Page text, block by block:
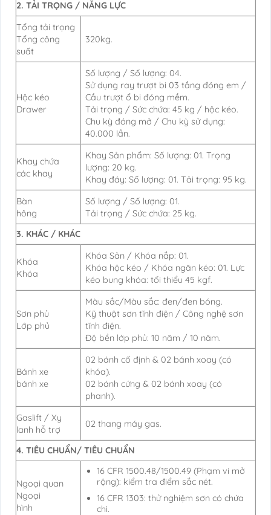
2. TẢI TRỌNG / NĂNG LỰC
Tổng tải trọng
Tổng công
suất
320kg.
Hộc kéo
Drawer
Số lượng / Số lượng: 04.
Sử dụng ray trượt bi 03 tầng đóng em /
Cầu trượt ổ bi đóng mềm.
Tải trọng / Sức chứa: 45 kg / hộc kéo.
Chu kỳ đóng mở / Chu kỳ sử dụng:
40.000 lần.
Khay chứa
các khay
Khay Sản phẩm: Số lượng: 01. Trọng
lượng: 20 kg.
Khay đáy: Số lượng: 01. Tải trọng: 95 kg.
Bàn
hông
Số lượng / Số lượng: 01.
Tải trọng / Sức chứa: 25 kg.
3. KHÁC / KHÁC
Khóa
Khóa
Khóa Sản / Khóa nắp: 01.
Khóa hộc kéo / Khóa ngăn kéo: 01. Lực
kéo bung khóa: tối thiểu 45 kgf.
Sơn phủ
Lớp phủ
Màu sắc/Màu sắc: đen/đen bóng.
Kỹ thuật sơn tĩnh điện / Công nghệ sơn
tĩnh điện.
Độ bền lớp phủ: 10 năm / 10 năm.
Bánh xe
bánh xe
02 bánh cố định & 02 bánh xoay (có
khóa).
02 bánh cứng & 02 bánh xoay (có
phanh).
Gaslift / Xy
lanh hỗ trợ
02 thang máy gas.
4. TIÊU CHUẨN/ TIÊU CHUẨN
Ngoại quan
Ngoại
hình
16 CFR 1500.48/1500.49 (Phạm vi mở
rộng): kiểm tra điểm sắc nét.
16 CFR 1303: thử nghiệm sơn có chứa
chì.